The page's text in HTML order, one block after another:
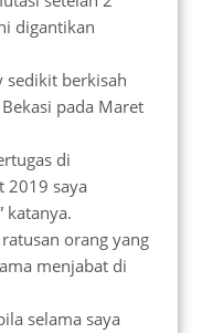
digantikan
sedikit berkisah
pada Maret
di
2019 saya
katanya.
orang yang
menjabat di
selama saya